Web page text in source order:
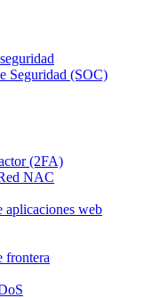
Seguridad (SOC)
(2FA)
NAC
aplicaciones web
frontera